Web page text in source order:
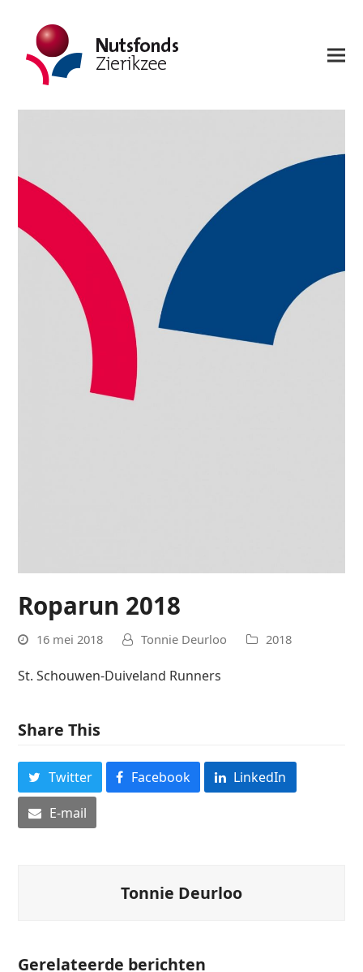
Roparun 2018
16 mei 2018 Tonnie Deurloo 2018
St. Schouwen-Duiveland Runners
Share This
Twitter Facebook
LinkedIn
E-mail
Tonnie Deurloo
Gerelateerde berichten